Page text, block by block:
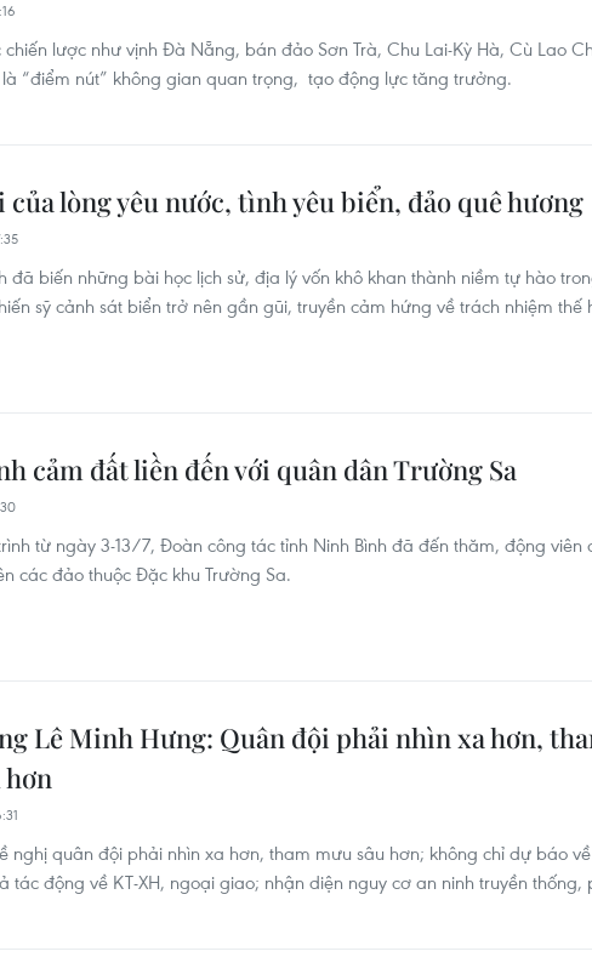
lược như vịnh Đà Nẵng, bán đảo Sơn Trà, Chu Lai-Kỳ Hà, Cù Lao
“điểm nút” không gian quan trọng, tạo động lực tăng trưởng.
của lòng yêu nước, tình yêu biển, đảo quê hương
đã biến những bài học lịch sử, địa lý vốn khô khan thành niềm tự hào
sỹ cảnh sát biển trở nên gần gũi, truyền cảm hứng về trách nhiệm thế
cảm đất liền đến với quân dân Trường Sa
từ ngày 3-13/7, Đoàn công tác tỉnh Ninh Bình đã đến thăm, động viên
các đảo thuộc Đặc khu Trường Sa.
Lê Minh Hưng: Quân đội phải nhìn xa hơn,
hơn
nghị quân đội phải nhìn xa hơn, tham mưu sâu hơn; không chỉ dự báo
tác động về KT-XH, ngoại giao; nhận diện nguy cơ an ninh truyền thống,